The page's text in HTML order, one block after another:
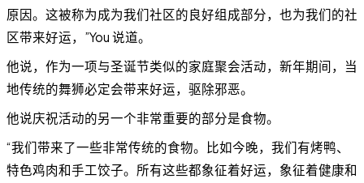
原因。这被称为成为我们社区的良好组成部分，也为我们的社
区带来好运，”You 说道。
他说，作为一项与圣诞节类似的家庭聚会活动，新年期间，当
地传统的舞狮必定会带来好运，驱除邪恶。
他说庆祝活动的另一个非常重要的部分是食物。
“我们带来了一些非常传统的食物。比如今晚，我们有烤鸭、
特色鸡肉和手工饺子。所有这些都象征着好运，象征着健康和